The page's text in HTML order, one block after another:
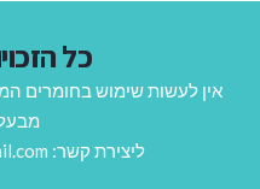
כל
אין לעשות שימוש בחומרים
ליצירת קשר: Avihai.ZoomAt@gmail.com